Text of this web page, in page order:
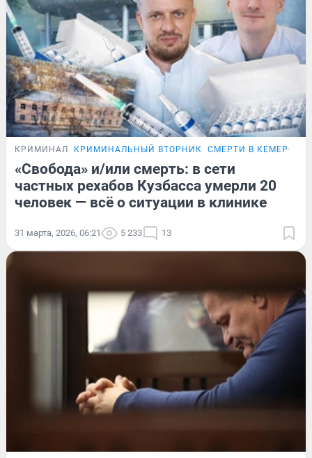
КРИМИНАЛ КРИМИНАЛЬНЫЙ ВТОРНИК СМЕРТИ В
«Свобода» и/или смерть: в сети
частных рехабов Кузбасса умерли 20
человек — всё о ситуации в клинике
31 марта, 2026, 06:21 5 233 13